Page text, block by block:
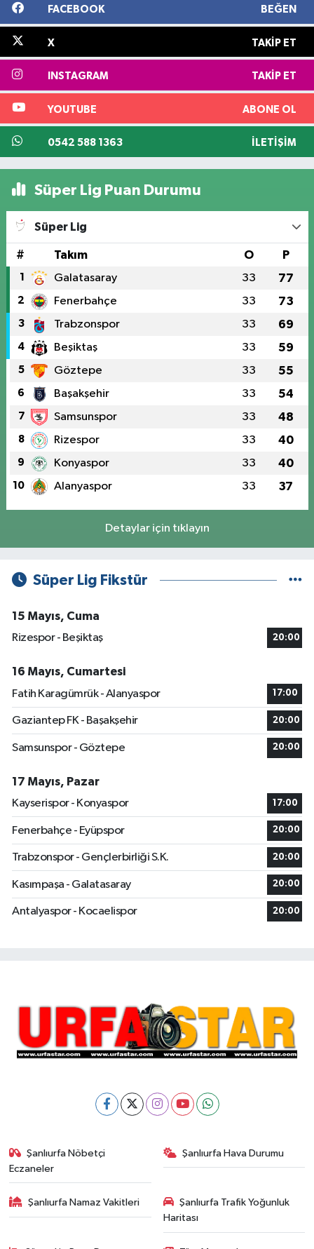
FACEBOOK BEĞEN
X TAKIP ET
INSTAGRAM TAKIP ET
YOUTUBE ABONE OL
0542 588 1363 İLETIŞIM
Süper Lig Puan Durumu
Süper Lig
# Takım O P
1 Galatasaray 33 77
2 Fenerbahçe 33 73
3 Trabzonspor 33 69
4 Beşiktaş 33 59
5 Göztepe 33 55
6 Başakşehir 33 54
7 Samsunspor 33 48
8 Rizespor 33 40
9 Konyaspor 33 40
10 Alanyaspor 33 37
Detaylar için tıklayın
Süper Lig Fikstür
15 Mayıs, Cuma
Rizespor - Beşiktaş
20:00
16 Mayıs, Cumartesi
Fatih Karagümrük - Alanyaspor
17:00
Gaziantep FK - Başakşehir 20:00
Samsunspor - Göztepe 20:00
17 Mayıs, Pazar
Kayserispor - Konyaspor
17:00
Fenerbahçe - Eyüpspor 20:00
Trabzonspor - Gençlerbirliği S.K. 20:00
Kasımpaşa - Galatasaray 20:00
Antalyaspor - Kocaelispor 20:00
Şanlıurfa Nöbetçi
Eczaneler
Şanlıurfa Hava Durumu
Şanlıurfa Namaz Vakitleri
Şanlıurfa Trafik Yoğunluk
Haritası